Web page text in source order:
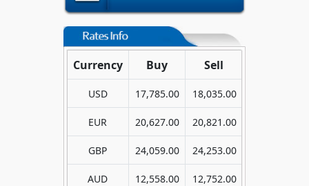
Currency Buy Sell
USD 17,785.00 18,035.00
EUR 20,627.00 20,821.00
GBP 24,059.00 24,253.00
AUD 12,558.00 12,752.00